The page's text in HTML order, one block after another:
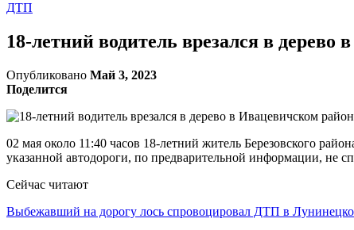
ДТП
18-летний водитель врезался в дерево
Опубликовано Май 3, 2023
Поделится
02 мая около 11:40 часов 18-летний житель Березовского
указанной автодороги, по предварительной информации, не
Сейчас читают
Выбежавший на дорогу лось спровоцировал ДТП в